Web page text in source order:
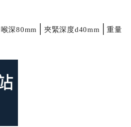
喉深80mm 夾緊深度d40mm │重量